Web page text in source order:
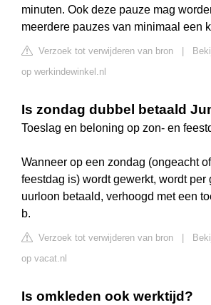
minuten. Ook deze pauze mag
meerdere pauzes van minimaal een
Verzoek tot verwijderen van bron
op werkindewinkel.nl
Is zondag dubbel betaald
Toeslag en beloning op zon- en
Wanneer op een zondag (ongeacht
feestdag is) wordt gewerkt, wordt per
uurloon betaald, verhoogd met een
b.
Verzoek tot verwijderen van bron
op vacat.nl
Is omkleden ook werktijd?